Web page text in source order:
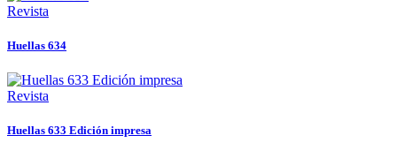
Revista
Huellas 634
Revista
Huellas 633 Edición impresa